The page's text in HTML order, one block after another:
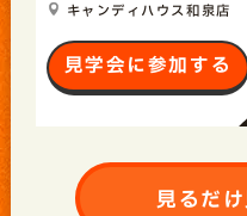
キャンディハウス和泉店
見学会に参加する
見るだ